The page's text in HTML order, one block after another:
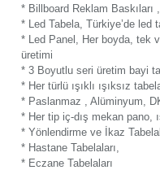
* Billboard Reklam Baskıları
* Led Tabela, Türkiye’de led
* Led Panel, Her boyda, tek
üretimi
* 3 Boyutlu seri üretim bayi
* Her türlü ışıklı ışıksız
* Paslanmaz , Alüminyum,
* Her tip iç-dış mekan pano,
* Yönlendirme ve İkaz
* Hastane Tabelaları,
* Eczane Tabelaları